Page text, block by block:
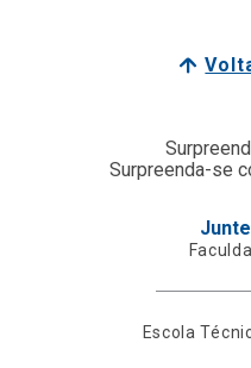
Surpreenda-se
Escola